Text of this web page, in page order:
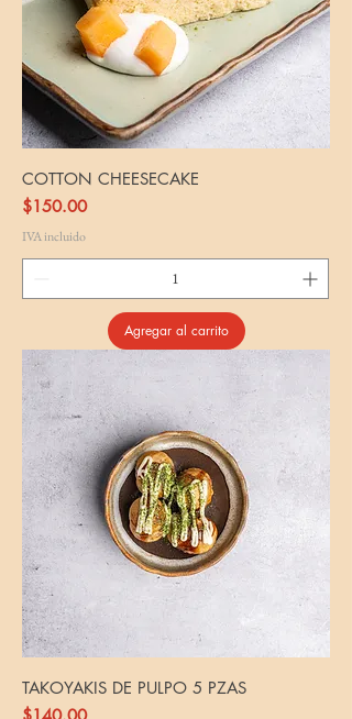
COTTON CHEESECAKE
Precio
$150.00
IVA incluido
Agregar al carrito
TAKOYAKIS DE PULPO 5 PZAS
Precio
$140.00